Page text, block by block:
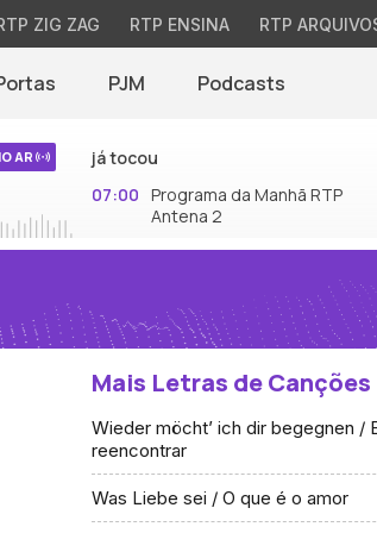
ZIG ZAG RTP ENSINA RTP
PJM Podcasts
AR
já tocou
07:00 Programa da Manhã RTP
Antena 2
Mais Letras de Canções
Wieder möcht’ ich dir begegnen /
reencontrar
Was Liebe sei / O que é o amor